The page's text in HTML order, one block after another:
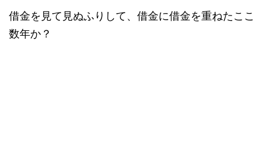
借金を見て見ぬふりして、借金に借金を重ねたここ
数年か？